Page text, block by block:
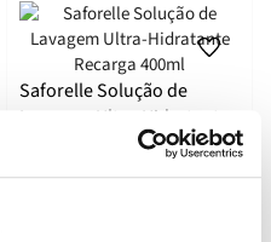
Saforelle Solução de
Lavagem Ultra-Hidratante